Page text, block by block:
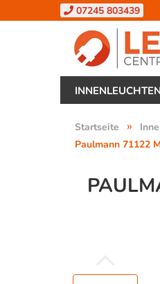
07245 803439
INNENLEUCHTEN
Startseite »
Paulmann 71122